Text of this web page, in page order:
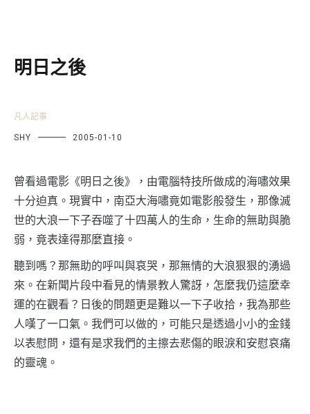
明日之後
凡人記事
SHY 2005-01-10
曾看過電影《明日之後》，由電腦特技所做成的海嘯效果
十分迫真。現實中，南亞大海嘯竟如電影般發生，那像滅
世的大浪一下子吞噬了十四萬人的生命，生命的無助與脆
弱，竟表達得那麼直接。
聽到嗎？那無助的呼叫與哀哭，那無情的大浪狠狠的湧過
來。在新聞片段中看見的情景教人驚訝，怎麼我仍這麼幸
運的在觀看？日後的問題更是難以一下子收拾，我為那些
人嘆了一口氣。我們可以做的，可能只是透過小小的金錢
以表慰問，還有是求我們的主擦去悲傷的眼淚和安慰哀痛
的靈魂。